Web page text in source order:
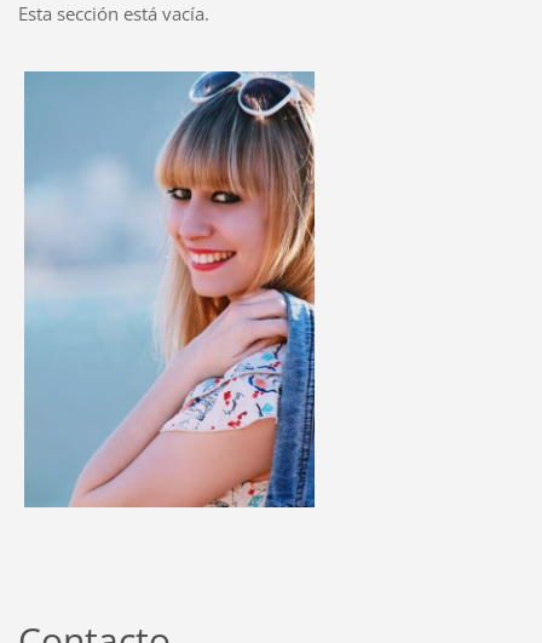
Esta sección está vacía.